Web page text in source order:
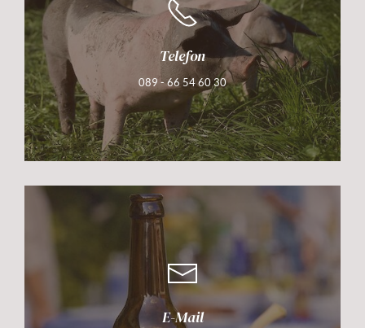
Telefon
089 - 66 54 60 30
E-Mail